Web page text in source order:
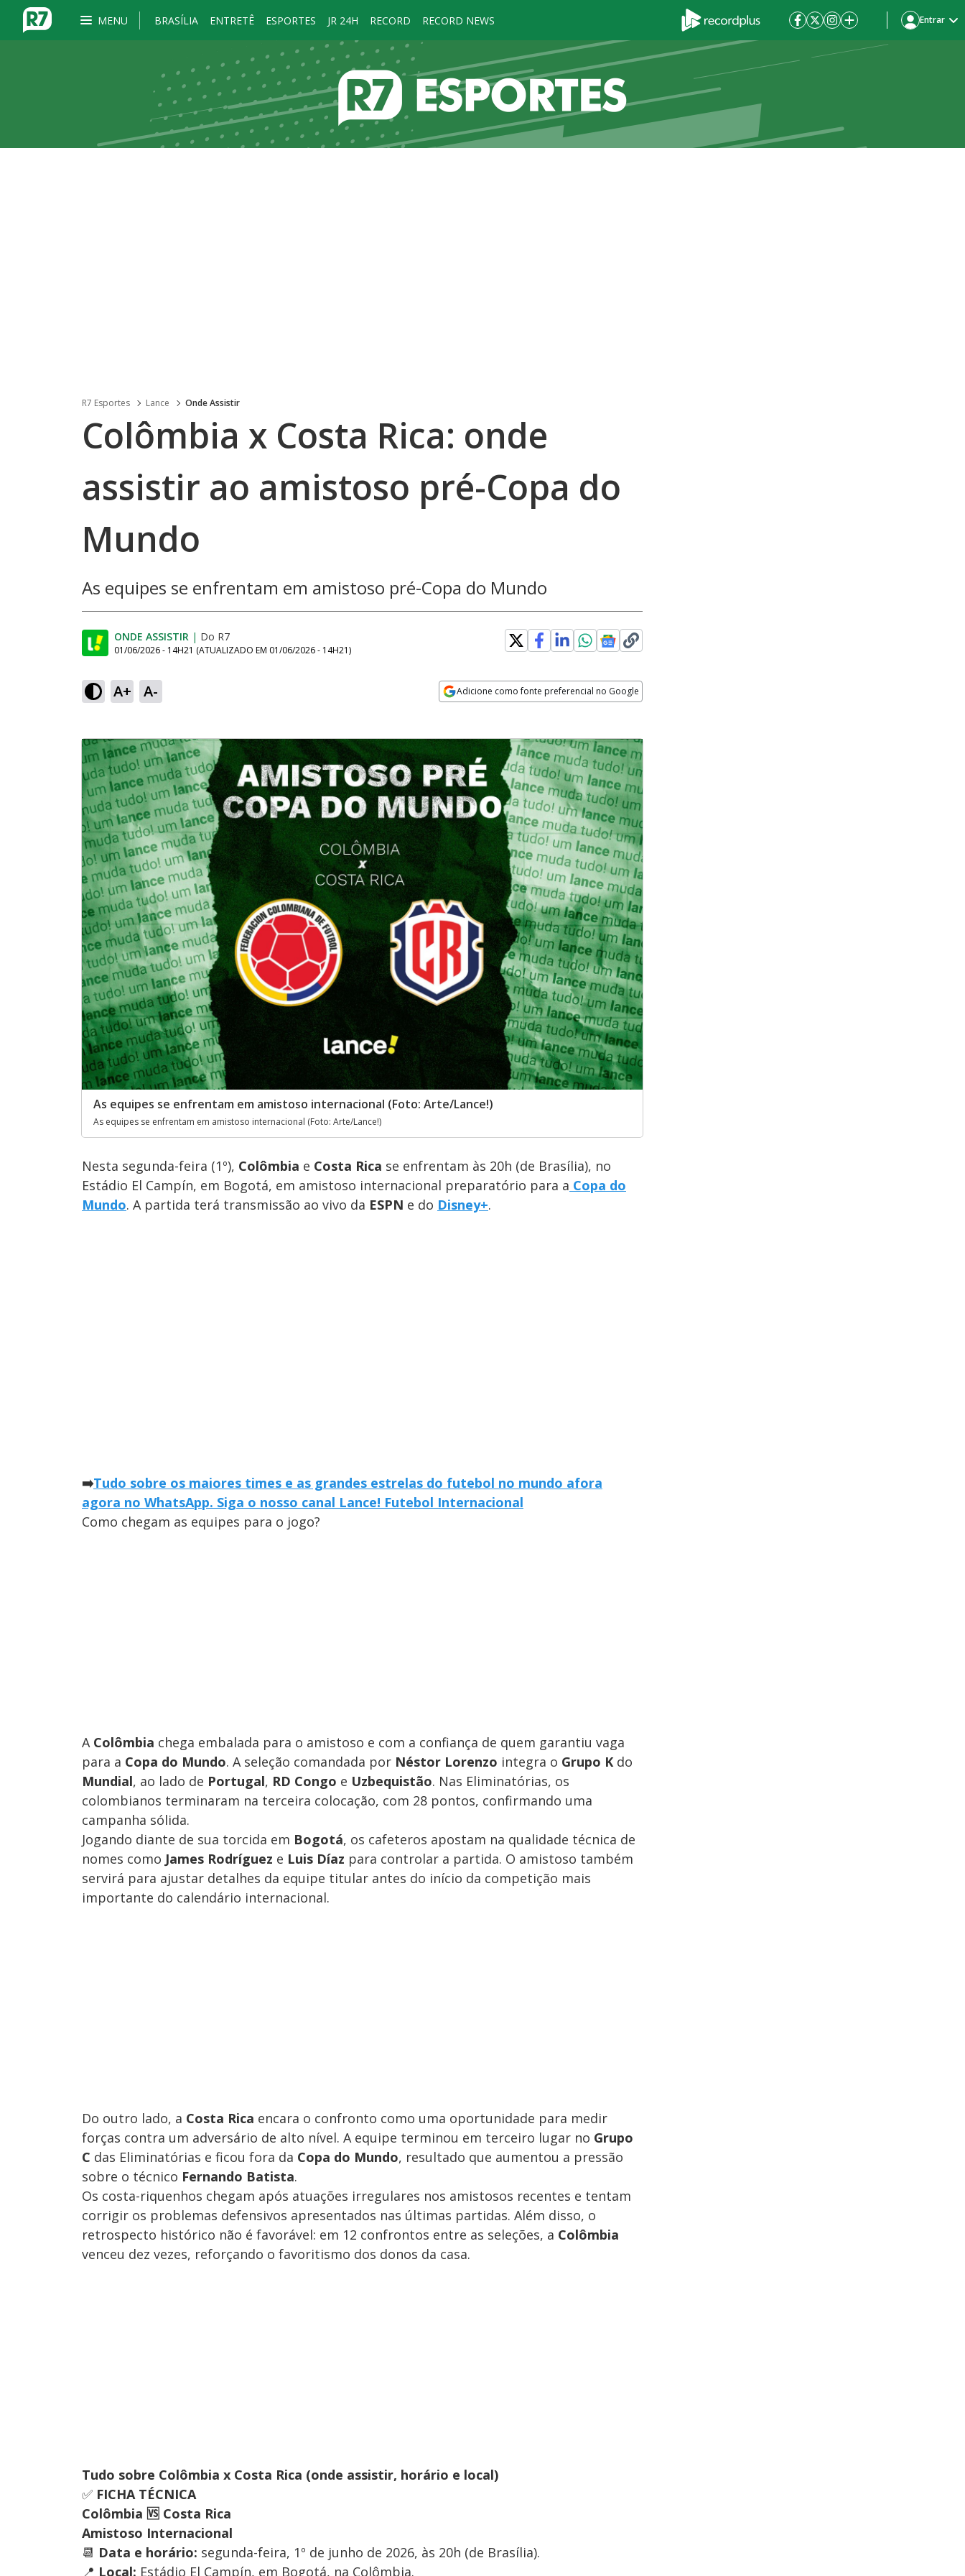
MENU BRASÍLIA ENTRETÊ ESPORTES JR 24H RECORD RECORD NEWS Entrar
R7 Esportes Lance Onde Assistir
Colômbia x Costa Rica: onde
assistir ao amistoso pré-Copa do
Mundo
As equipes se enfrentam em amistoso pré-Copa do Mundo
ONDE ASSISTIR | Do R7
01/06/2026 - 14H21 (ATUALIZADO EM 01/06/2026 - 14H21)
A+ A- Adicione como fonte preferencial no Google
As equipes se enfrentam em amistoso internacional (Foto: Arte/Lance!)
As equipes se enfrentam em amistoso internacional (Foto: Arte/Lance!)
Nesta segunda-feira (1º), Colômbia e Costa Rica se enfrentam às 20h (de Brasília), no
Estádio El Campín, em Bogotá, em amistoso internacional preparatório para a Copa do
Mundo. A partida terá transmissão ao vivo da ESPN e do Disney+.
➡️Tudo sobre os maiores times e as grandes estrelas do futebol no mundo afora
agora no WhatsApp. Siga o nosso canal Lance! Futebol Internacional
Como chegam as equipes para o jogo?
A Colômbia chega embalada para o amistoso e com a confiança de quem garantiu vaga
para a Copa do Mundo. A seleção comandada por Néstor Lorenzo integra o Grupo K do
Mundial, ao lado de Portugal, RD Congo e Uzbequistão. Nas Eliminatórias, os
colombianos terminaram na terceira colocação, com 28 pontos, confirmando uma
campanha sólida.
Jogando diante de sua torcida em Bogotá, os cafeteros apostam na qualidade técnica de
nomes como James Rodríguez e Luis Díaz para controlar a partida. O amistoso também
servirá para ajustar detalhes da equipe titular antes do início da competição mais
importante do calendário internacional.
Do outro lado, a Costa Rica encara o confronto como uma oportunidade para medir
forças contra um adversário de alto nível. A equipe terminou em terceiro lugar no Grupo
C das Eliminatórias e ficou fora da Copa do Mundo, resultado que aumentou a pressão
sobre o técnico Fernando Batista.
Os costa-riquenhos chegam após atuações irregulares nos amistosos recentes e tentam
corrigir os problemas defensivos apresentados nas últimas partidas. Além disso, o
retrospecto histórico não é favorável: em 12 confrontos entre as seleções, a Colômbia
venceu dez vezes, reforçando o favoritismo dos donos da casa.
Tudo sobre Colômbia x Costa Rica (onde assistir, horário e local)
✅ FICHA TÉCNICA
Colômbia 🆚 Costa Rica
Amistoso Internacional
📆 Data e horário: segunda-feira, 1º de junho de 2026, às 20h (de Brasília).
📍 Local: Estádio El Campín, em Bogotá, na Colômbia.